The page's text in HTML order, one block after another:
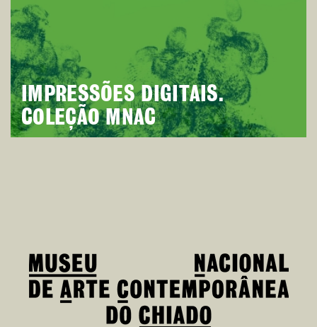
IMPRESSÕES DIGITAIS.
COLEÇÃO MNAC